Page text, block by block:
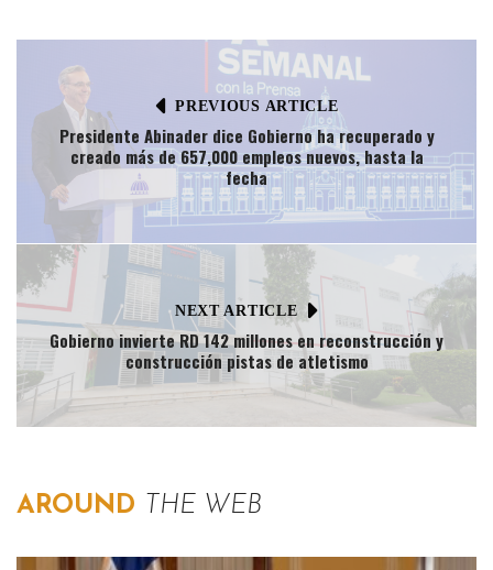
PREVIOUS ARTICLE
Presidente Abinader dice Gobierno ha recuperado y
creado más de 657,000 empleos nuevos, hasta la
fecha
NEXT ARTICLE
Gobierno invierte RD 142 millones en reconstrucción y
construcción pistas de atletismo
AROUND THE WEB